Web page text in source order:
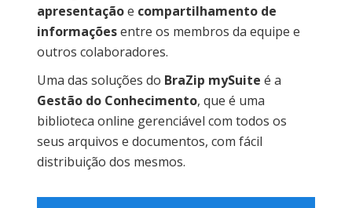
apresentaçãoe compartilhamento de
informaçõesentre os membros da equipe e
outros colaboradores.
Uma das soluções do BraZip mySuite é a
Gestão do Conhecimento, que é uma
biblioteca online gerenciável com todos os
seus arquivos e documentos, com fácil
distribuição dos mesmos.